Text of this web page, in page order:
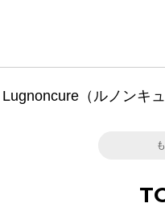
Lugnoncure（ルノンキ